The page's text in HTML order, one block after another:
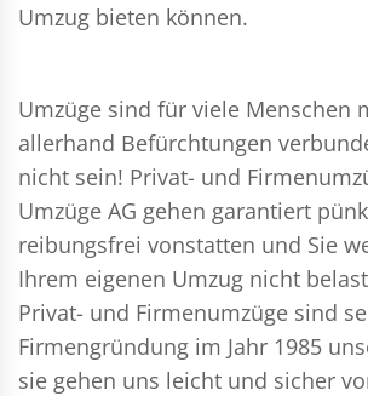
Umzug bieten können.
Umzüge sind für viele Menschen
allerhand Befürchtungen
nicht sein! Privat- und
Umzüge AG gehen garantiert
reibungsfrei vonstatten und Sie
Ihrem eigenen Umzug nicht
Privat- und Firmenumzüge sind
Firmengründung im Jahr 1985
sie gehen uns leicht und sicher